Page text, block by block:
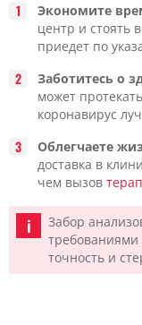
Экономите
центр и стоять
приедет по
Заботитесь о
может
коронавирус
Облегчаете
доставка в
чем вызов
Забор
требованиями
точность и